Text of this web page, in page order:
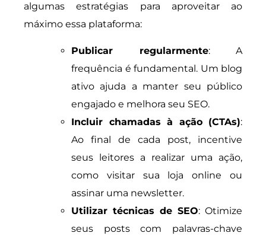
algumas estratégias para aproveitar ao
máximo essa plataforma:
Publicar regularmente: A
frequência é fundamental. Um blog
ativo ajuda a manter seu público
engajado e melhora seu SEO.
Incluir chamadas à ação (CTAs):
Ao final de cada post, incentive
seus leitores a realizar uma ação,
como visitar sua loja online ou
assinar uma newsletter.
Utilizar técnicas de SEO: Otimize
seus posts com palavras-chave